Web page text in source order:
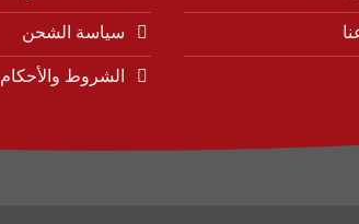
سياسة الشحن
الشروط والأحكام